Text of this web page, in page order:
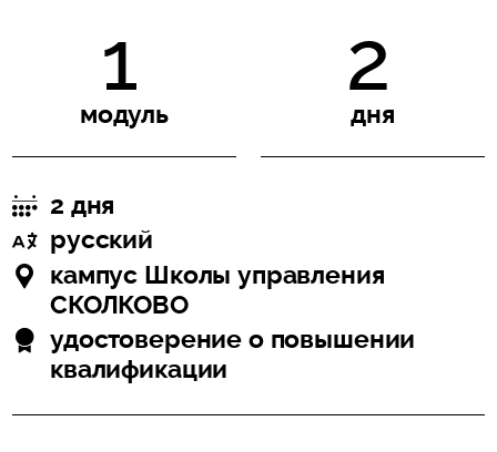
1
модуль
2
дня
2 дня
русский
кампус Школы управления
СКОЛКОВО
удостоверение о повышении
квалификации